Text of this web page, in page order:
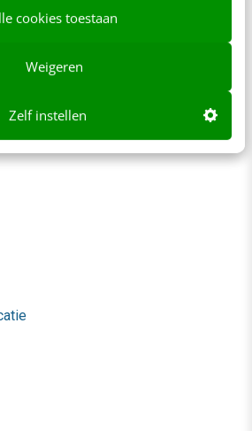
cookies toestaan
Weigeren
Zelf instellen